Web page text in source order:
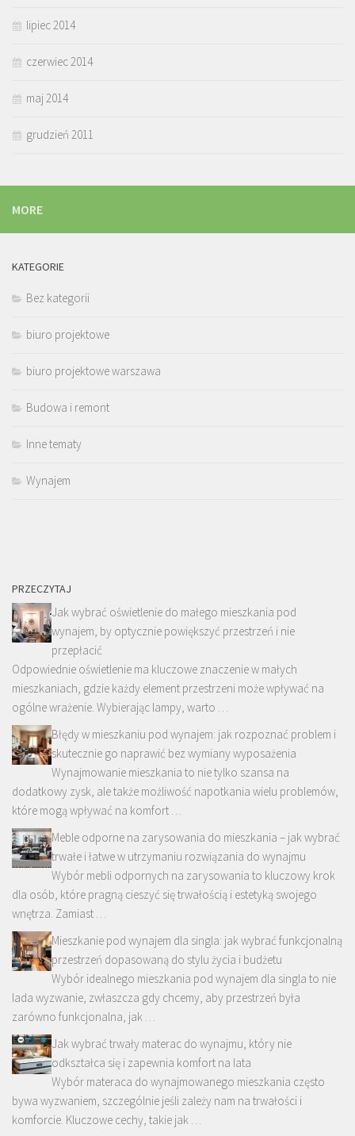
lipiec 2014
czerwiec 2014
maj 2014
grudzień 2011
MORE
KATEGORIE
Bez kategorii
biuro projektowe
biuro projektowe warszawa
Budowa i remont
Inne tematy
Wynajem
PRZECZYTAJ
Jak wybrać oświetlenie do małego mieszkania pod
wynajem, by optycznie powiększyć przestrzeń i nie
przepłacić
Odpowiednie oświetlenie ma kluczowe znaczenie w małych
mieszkaniach, gdzie każdy element przestrzeni może wpływać na
ogólne wrażenie. Wybierając lampy, warto …
Błędy w mieszkaniu pod wynajem: jak rozpoznać problem i
skutecznie go naprawić bez wymiany wyposażenia
Wynajmowanie mieszkania to nie tylko szansa na
dodatkowy zysk, ale także możliwość napotkania wielu problemów,
które mogą wpływać na komfort …
Meble odporne na zarysowania do mieszkania – jak wybrać
trwałe i łatwe w utrzymaniu rozwiązania do wynajmu
Wybór mebli odpornych na zarysowania to kluczowy krok
dla osób, które pragną cieszyć się trwałością i estetyką swojego
wnętrza. Zamiast …
Mieszkanie pod wynajem dla singla: jak wybrać funkcjonalną
przestrzeń dopasowaną do stylu życia i budżetu
Wybór idealnego mieszkania pod wynajem dla singla to nie
lada wyzwanie, zwłaszcza gdy chcemy, aby przestrzeń była
zarówno funkcjonalna, jak …
Jak wybrać trwały materac do wynajmu, który nie
odkształca się i zapewnia komfort na lata
Wybór materaca do wynajmowanego mieszkania często
bywa wyzwaniem, szczególnie jeśli zależy nam na trwałości i
komforcie. Kluczowe cechy, takie jak …